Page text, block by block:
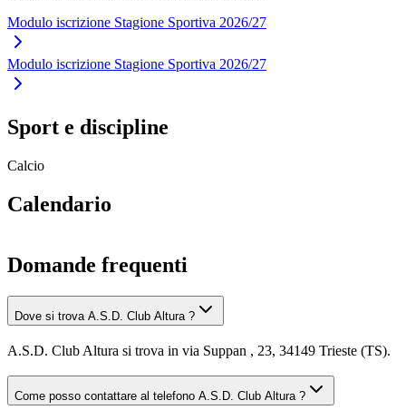
Modulo iscrizione Stagione Sportiva 2026/27
Modulo iscrizione Stagione Sportiva 2026/27
Sport e discipline
Calcio
Calendario
Domande frequenti
Dove si trova A.S.D. Club Altura ?
A.S.D. Club Altura si trova in via Suppan , 23, 34149 Trieste (TS).
Come posso contattare al telefono A.S.D. Club Altura ?